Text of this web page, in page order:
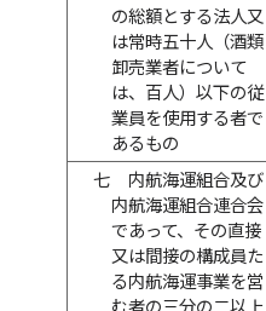
の総額とする法人又
は常時五十人（酒類
卸売業者について
は、百人）以下の従
業員を使用する者で
あるもの
七
内航海運組合及び
内航海運組合連合会
であって、その直接
又は間接の構成員た
る内航海運事業を営
む者の三分の二以上